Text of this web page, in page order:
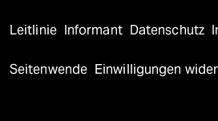
Leitlinie Informant Datenschutz
Seitenwende Einwilligungen